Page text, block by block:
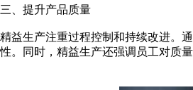
三、提升产品质量
精益生产注重过程控制和持续改进。
性。同时，精益生产还强调员工对质